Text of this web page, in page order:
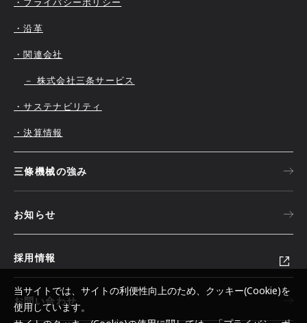
・沿革
・関連会社
－ 株式会社三条サービス
・サステナビリティ
・決算情報
三條機械の強み
お知らせ
採用情報
お問い合わせ
当サイトでは、サイトの利便性向上のため、クッキー(Cookie)を
使用しています。